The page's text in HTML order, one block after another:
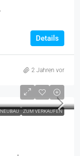
Details
2 Jahren vor
NEUBAU ZUM VERKAUFEN